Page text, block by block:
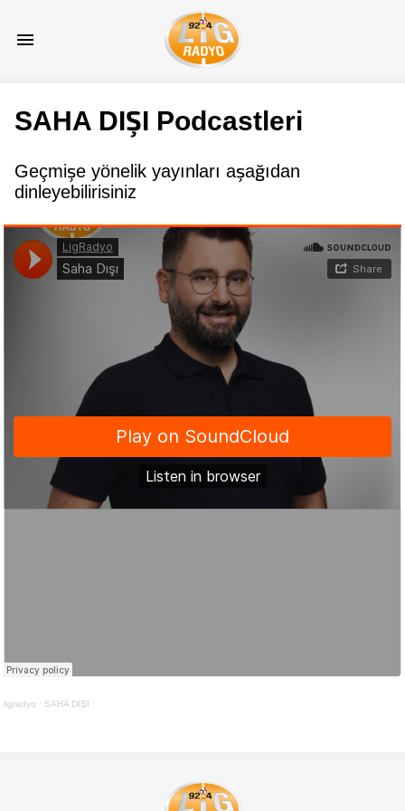
SAHA DIŞI Podcastleri
Geçmişe yönelik yayınları aşağıdan
dinleyebilirisiniz
ligradyo · SAHA DIŞI